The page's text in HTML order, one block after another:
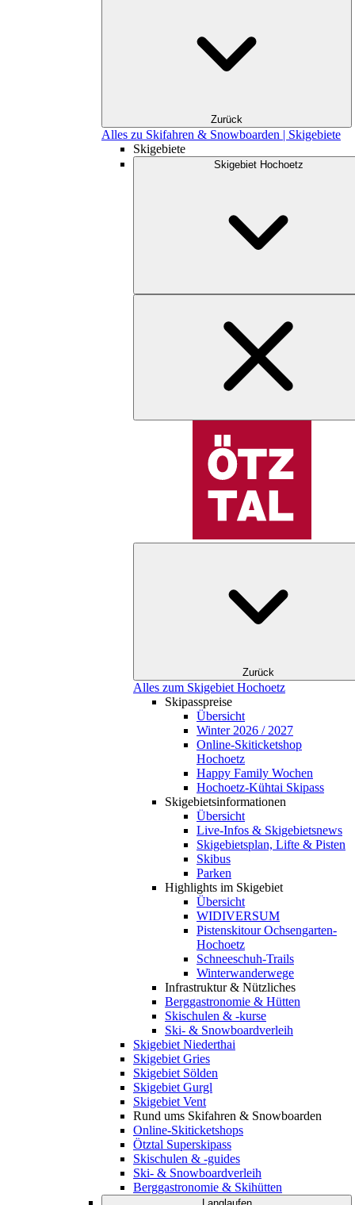
Zurück
Alles zu Skifahren & Snowboarden | Skigebiete
Skigebiete
Skigebiet Hochoetz
Zurück
Alles zum Skigebiet Hochoetz
Skipasspreise
Übersicht
Winter 2026 / 2027
Online-Skiticketshop
Hochoetz
Happy Family Wochen
Hochoetz-Kühtai Skipass
Skigebietsinformationen
Übersicht
Live-Infos & Skigebietsnews
Skigebietsplan, Lifte & Pisten
Skibus
Parken
Highlights im Skigebiet
Übersicht
WIDIVERSUM
Pistenskitour Ochsengarten-
Hochoetz
Schneeschuh-Trails
Winterwanderwege
Infrastruktur & Nützliches
Berggastronomie & Hütten
Skischulen & -kurse
Ski- & Snowboardverleih
Skigebiet Niederthai
Skigebiet Gries
Skigebiet Sölden
Skigebiet Gurgl
Skigebiet Vent
Rund ums Skifahren & Snowboarden
Online-Skiticketshops
Ötztal Superskipass
Skischulen & -guides
Ski- & Snowboardverleih
Berggastronomie & Skihütten